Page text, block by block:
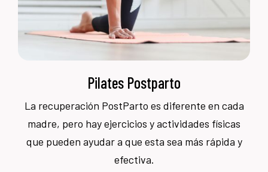
Pilates Postparto
La recuperación PostParto es diferente en cada
madre, pero hay ejercicios y actividades físicas
que pueden ayudar a que esta sea más rápida y
efectiva.